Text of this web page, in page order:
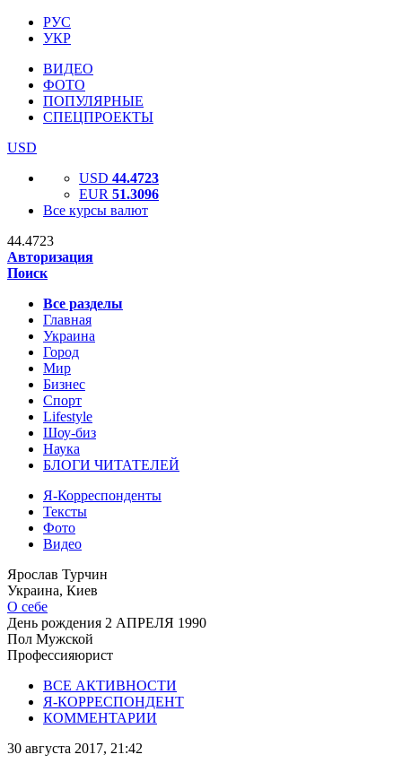
РУС
УКР
ВИДЕО
ФОТО
ПОПУЛЯРНЫЕ
СПЕЦПРОЕКТЫ
USD
USD 44.4723
EUR 51.3096
Все курсы валют
44.4723
Авторизация
Поиск
Все разделы
Главная
Украина
Город
Мир
Бизнес
Спорт
Lifestyle
Шоу-биз
Наука
БЛОГИ ЧИТАТЕЛЕЙ
Я-Корреспонденты
Тексты
Фото
Видео
Ярослав Турчин
Украина, Киев
О себе
День рождения 2 АПРЕЛЯ 1990
Пол Мужской
Профессияюрист
ВСЕ АКТИВНОСТИ
Я-КОРРЕСПОНДЕНТ
КОММЕНТАРИИ
30 августа 2017, 21:42